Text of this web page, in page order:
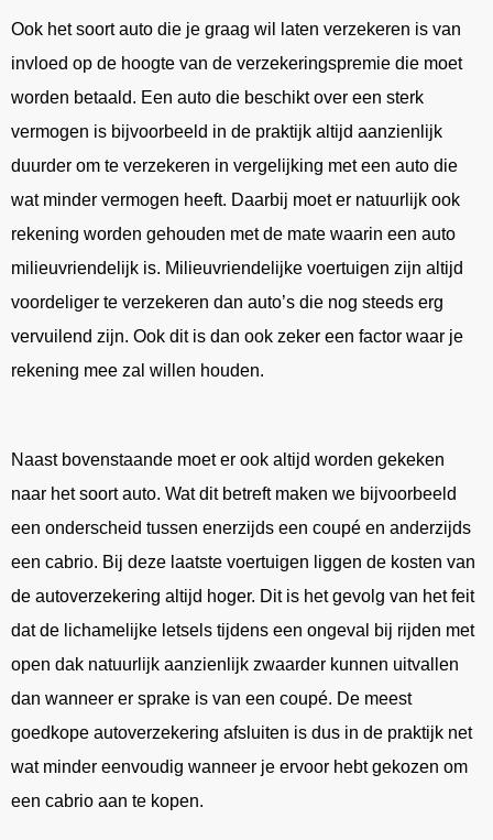
Ook het soort auto die je graag wil laten verzekeren is van
invloed op de hoogte van de verzekeringspremie die moet
worden betaald. Een auto die beschikt over een sterk
vermogen is bijvoorbeeld in de praktijk altijd aanzienlijk
duurder om te verzekeren in vergelijking met een auto die
wat minder vermogen heeft. Daarbij moet er natuurlijk ook
rekening worden gehouden met de mate waarin een auto
milieuvriendelijk is. Milieuvriendelijke voertuigen zijn altijd
voordeliger te verzekeren dan auto’s die nog steeds erg
vervuilend zijn. Ook dit is dan ook zeker een factor waar je
rekening mee zal willen houden.
Naast bovenstaande moet er ook altijd worden gekeken
naar het soort auto. Wat dit betreft maken we bijvoorbeeld
een onderscheid tussen enerzijds een coupé en anderzijds
een cabrio. Bij deze laatste voertuigen liggen de kosten van
de autoverzekering altijd hoger. Dit is het gevolg van het feit
dat de lichamelijke letsels tijdens een ongeval bij rijden met
open dak natuurlijk aanzienlijk zwaarder kunnen uitvallen
dan wanneer er sprake is van een coupé. De meest
goedkope autoverzekering afsluiten is dus in de praktijk net
wat minder eenvoudig wanneer je ervoor hebt gekozen om
een cabrio aan te kopen.